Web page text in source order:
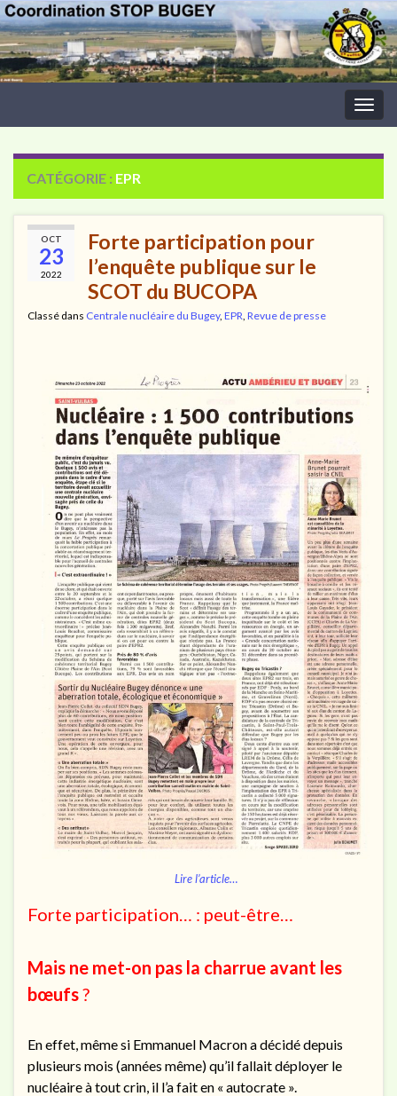
CATÉGORIE : EPR
OCT
23
2022
Forte participation pour
l’enquête publique sur le
SCOT du BUCOPA
Classé dans Centrale nucléaire du Bugey, EPR Revue de presse
Lire l’article…
Forte participation… : peut-être…
Mais ne met-on pas la charrue avant les
bœufs?
En effet, même si Emmanuel Macron a décidé depuis
plusieurs mois (années même) qu’il fallait déployer le
nucléaire à tout crin, il l’a fait en « autocrate ».